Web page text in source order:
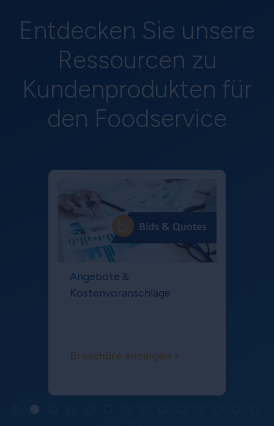
Entdecken Sie unsere
Ressourcen zu
Kundenprodukten für
den Foodservice
Angebote &
Kostenvoranschläge
Broschüre anzeigen >